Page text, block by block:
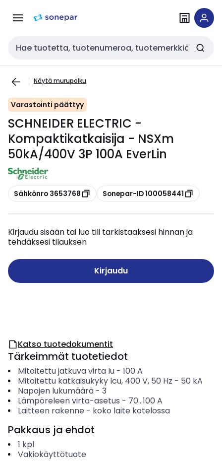
navigointiinsisältöön
Haku
Näytä murupolku
Varastointi päättyy
SCHNEIDER ELECTRIC -
Kompaktikatkaisija - NSXm
50kA/400V 3P 100A EverLin
Kopioi
Sähkönro 3653768 Kopioi
Sonepar-ID 100058441
Kirjaudu sisään tai luo tili tarkistaaksesi hinnan ja
tehdäksesi tilauksen
Kirjaudu
Katso tuotedokumentit
Tärkeimmät tuotetiedot
Mitoitettu jatkuva virta Iu- 100 A
Mitoitettu katkaisukyky lcu, 400 V, 50 Hz - 50 kA
Napojen lukumäärä- 3
Lämpöreleen virta-asetus - 70...100 A
Laitteen rakenne - koko laite kotelossa
Pakkaus ja ehdot
1 kpl
Vakiokäyttötuote